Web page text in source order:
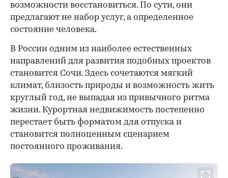
возможности восстановиться. По сути, они
предлагают не набор услуг, а определенное
состояние человека.
В России одним из наиболее естественных
направлений для развития подобных проектов
становится Сочи. Здесь сочетаются мягкий
климат, близость природы и возможность жить
круглый год, не выпадая из привычного ритма
жизни. Курортная недвижимость постепенно
перестает быть форматом для отпуска и
становится полноценным сценарием
постоянного проживания.